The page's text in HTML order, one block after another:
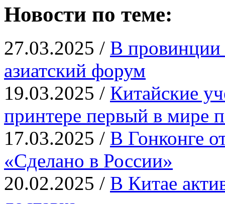
Новости по теме:
27.03.2025 / В провинции
азиатский форум
19.03.2025 / Китайские
принтере первый в мире
17.03.2025 / В Гонконге
«Сделано в России»
20.02.2025 / В Китае